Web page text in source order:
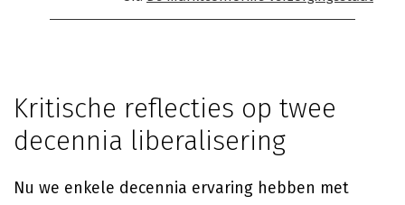
Kritische reflecties op twee
decennia liberalisering
Nu we enkele decennia ervaring hebben met